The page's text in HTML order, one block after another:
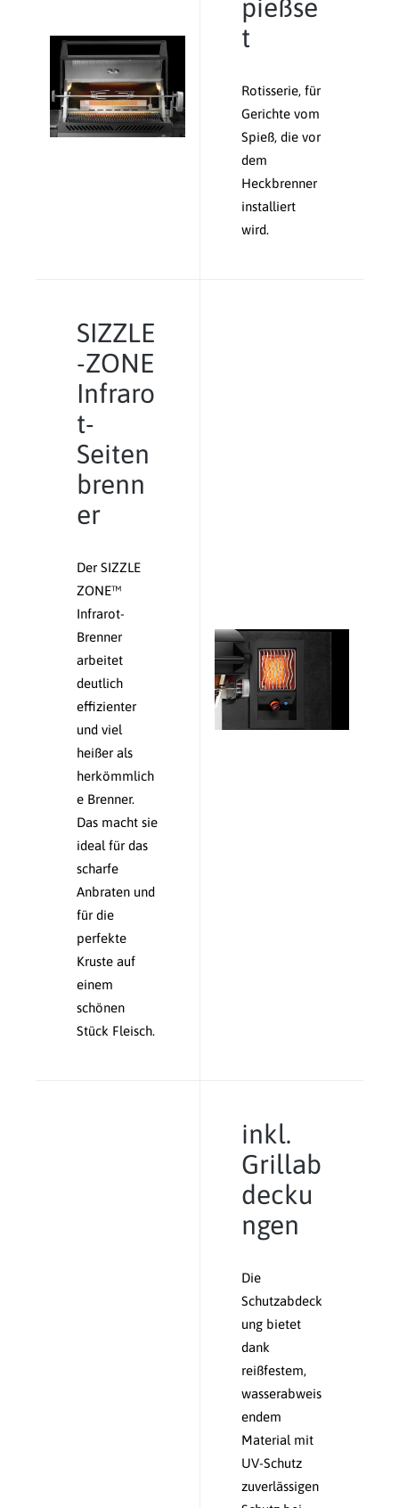
pießse
t
Rotisserie, für
Gerichte vom
Spieß, die vor
dem
Heckbrenner
installiert
wird.
SIZZLE
-ZONE
Infraro
t-
Seiten
brenn
er
Der SIZZLE
ZONE™
Infrarot-
Brenner
arbeitet
deutlich
effizienter
und viel
heißer als
herkömmlich
e Brenner.
Das macht sie
ideal für das
scharfe
Anbraten und
für die
perfekte
Kruste auf
einem
schönen
Stück Fleisch.
inkl.
Grillab
decku
ngen
Die
Schutzabdeck
ung bietet
dank
reißfestem,
wasserabweis
endem
Material mit
UV-Schutz
zuverlässigen